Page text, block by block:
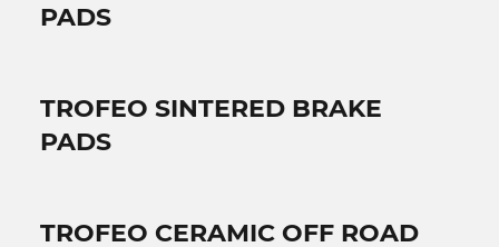
PADS
TROFEO SINTERED BRAKE
PADS
TROFEO CERAMIC OFF ROAD